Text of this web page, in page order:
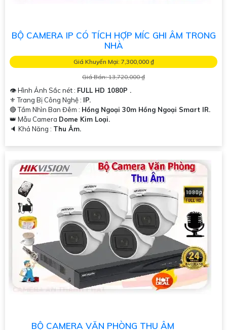
BỘ CAMERA IP CÓ TÍCH HỢP MÍC GHI ÂM TRONG
NHÀ
Giá Khuyến Mại: 7,300,000 ₫
Giá Bán: 13,720,000 ₫
👁 Hình Ảnh Sắc nét : FULL HD 1080P .
⚜️ Trang Bị Công Nghệ : IP.
🔴 Tầm Nhìn Ban Đêm : Hồng Ngoại 30m Hồng Ngoại Smart IR.
👑 Mẫu Camera Dome Kim Loại.
️🔈 Khả Năng : Thu Âm.
BỘ CAMERA VĂN PHÒNG THU ÂM